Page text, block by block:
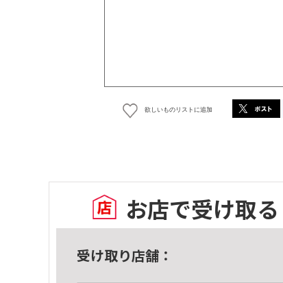
欲しいものリストに追加
お店で受け取る
受け取り店舗：